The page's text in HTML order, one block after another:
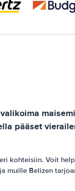
pääset
kohteisiin. Voit
muille Belizen